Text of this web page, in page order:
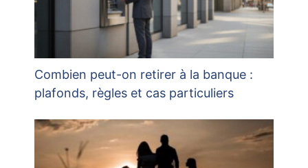
Combien peut-on retirer à la banque :
plafonds, règles et cas particuliers